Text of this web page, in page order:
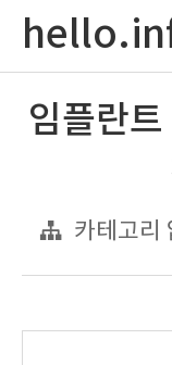
임플란트
카테고리